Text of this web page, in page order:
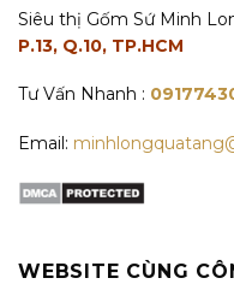
Siêu thị Gốm Sứ Minh
P.13, Q.10, TP.HCM
Tư Vấn Nhanh :
Email:
WEBSITE CÙNG